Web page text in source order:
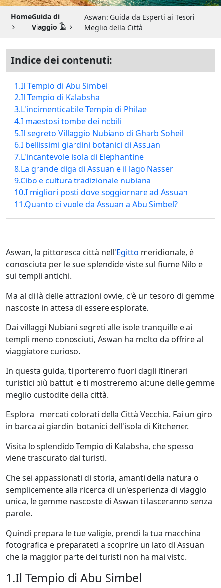
Guida di Viaggio 𓉔
Guida di Viaggio Giordania
HomeGuida di
Viaggio 𓄿
Aswan: Guida da Esperti ai Tesori
Meglio della Città
Indice dei contenuti:
1.Il Tempio di Abu Simbel
2.Il Tempio di Kalabsha
3.L'indimenticabile Tempio di Philae
4.I maestosi tombe dei nobili
5.Il segreto Villaggio Nubiano di Gharb Soheil
6.I bellissimi giardini botanici di Assuan
7.L'incantevole isola di Elephantine
8.La grande diga di Assuan e il lago Nasser
9.Cibo e cultura tradizionale nubiana
10.I migliori posti dove soggiornare ad Assuan
11.Quanto ci vuole da Assuan a Abu Simbel?
Aswan, la pittoresca città nell'Egitto meridionale, è
conosciuta per le sue splendide viste sul fiume Nilo e
sui templi antichi.
Ma al di là delle attrazioni ovvie, c'è un tesoro di gemme
nascoste in attesa di essere esplorate.
Dai villaggi Nubiani segreti alle isole tranquille e ai
templi meno conosciuti, Aswan ha molto da offrire al
viaggiatore curioso.
In questa guida, ti porteremo fuori dagli itinerari
turistici più battuti e ti mostreremo alcune delle gemme
meglio custodite della città.
Esplora i mercati colorati della Città Vecchia. Fai un giro
in barca ai giardini botanici dell'isola di Kitchener.
Visita lo splendido Tempio di Kalabsha, che spesso
viene trascurato dai turisti.
Che sei appassionati di storia, amanti della natura o
semplicemente alla ricerca di un'esperienza di viaggio
unica, le gemme nascoste di Aswan ti lasceranno senza
parole.
Quindi prepara le tue valigie, prendi la tua macchina
fotografica e preparateti a scoprire un lato di Assuan
che la maggior parte dei turisti non ha mai visto.
1.Il Tempio di Abu Simbel